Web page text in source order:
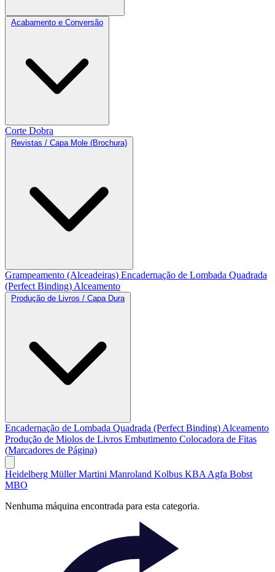
Acabamento e Conversão
Corte Dobra
Revistas / Capa Mole (Brochura)
Grampeamento (Alceadeiras) Encadernação de Lombada Quadrada
(Perfect Binding) Alceamento
Produção de Livros / Capa Dura
Encadernação de Lombada Quadrada (Perfect Binding) Alceamento
Produção de Miolos de Livros Embutimento Colocadora de Fitas
(Marcadores de Página)
Heidelberg Müller Martini Manroland Kolbus KBA Agfa Bobst
MBO
Nenhuma máquina encontrada para esta categoria.